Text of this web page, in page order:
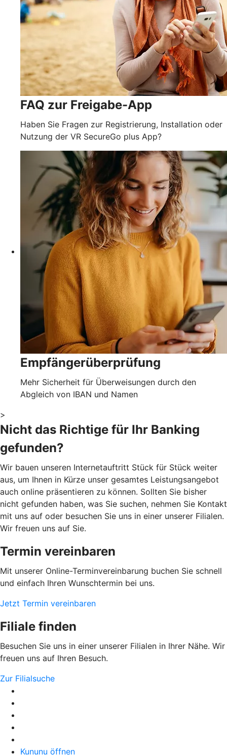
FAQ zur Freigabe-App
Haben Sie Fragen zur Registrierung, Installation oder
Nutzung der VR SecureGo plus App?
Empfängerüberprüfung
Mehr Sicherheit für Überweisungen durch den
Abgleich von IBAN und Namen
>
Nicht das Richtige für Ihr Banking
gefunden?
Wir bauen unseren Internetauftritt Stück für Stück weiter
aus, um Ihnen in Kürze unser gesamtes Leistungsangebot
auch online präsentieren zu können. Sollten Sie bisher
nicht gefunden haben, was Sie suchen, nehmen Sie Kontakt
mit uns auf oder besuchen Sie uns in einer unserer Filialen.
Wir freuen uns auf Sie.
Termin vereinbaren
Mit unserer Online-Terminvereinbarung buchen Sie schnell
und einfach Ihren Wunschtermin bei uns.
Jetzt Termin vereinbaren
Filiale finden
Besuchen Sie uns in einer unserer Filialen in Ihrer Nähe. Wir
freuen uns auf Ihren Besuch.
Zur Filialsuche
Kununu öffnen